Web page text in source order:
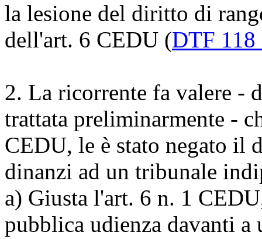
la lesione del diritto di
dell'art. 6 CEDU (DTF
2. La ricorrente fa valere -
trattata preliminarmente -
CEDU, le è stato negato il
dinanzi ad un tribunale
a) Giusta l'art. 6 n. 1 CEDU
pubblica udienza davanti